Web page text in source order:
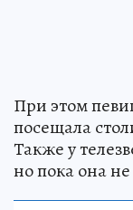
При этом
посещала
Также у
но пока она